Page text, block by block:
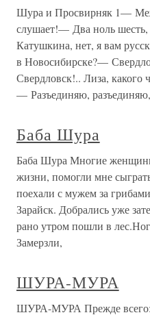
Шура и Просвирняк 1—
слушает!— Два ноль
Катушкина, нет, я вам
в Новосибирске?—
Свердловск!.. Лиза, какого
— Разъединяю, разъединяю,
Баба Шура
Баба Шура Многие
жизни, помогли мне
поехали с мужем за
Зарайск. Добрались уже
рано утром пошли в
Замерзли,
ШУРА-МУРА
ШУРА-МУРА Прежде всего: